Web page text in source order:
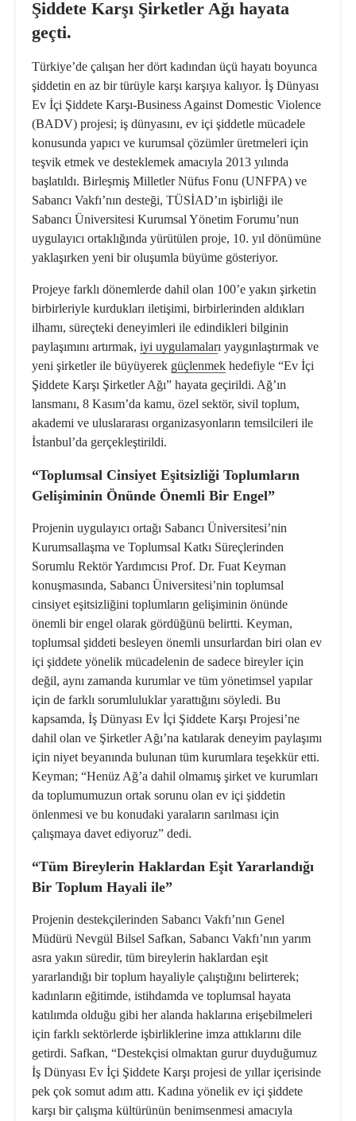
Şiddete Karşı Şirketler Ağı hayata
geçti.
Türkiye’de çalışan her dört kadından üçü hayatı boyunca
şiddetin en az bir türüyle karşı karşıya kalıyor. İş Dünyası
Ev İçi Şiddete Karşı-Business Against Domestic Violence
(BADV) projesi; iş dünyasını, ev içi şiddetle mücadele
konusunda yapıcı ve kurumsal çözümler üretmeleri için
teşvik etmek ve desteklemek amacıyla 2013 yılında
başlatıldı. Birleşmiş Milletler Nüfus Fonu (UNFPA) ve
Sabancı Vakfı’nın desteği, TÜSİAD’ın işbirliği ile
Sabancı Üniversitesi Kurumsal Yönetim Forumu’nun
uygulayıcı ortaklığında yürütülen proje, 10. yıl dönümüne
yaklaşırken yeni bir oluşumla büyüme gösteriyor.
Projeye farklı dönemlerde dahil olan 100’e yakın şirketin
birbirleriyle kurdukları iletişimi, birbirlerinden aldıkları
ilhamı, süreçteki deneyimleri ile edindikleri bilginin
paylaşımını artırmak, iyi uygulamaları yaygınlaştırmak ve
yeni şirketler ile büyüyerek güçlenmek hedefiyle “Ev İçi
Şiddete Karşı Şirketler Ağı” hayata geçirildi. Ağ’ın
lansmanı, 8 Kasım’da kamu, özel sektör, sivil toplum,
akademi ve uluslararası organizasyonların temsilcileri ile
İstanbul’da gerçekleştirildi.
“Toplumsal Cinsiyet Eşitsizliği Toplumların
Gelişiminin Önünde Önemli Bir Engel”
Projenin uygulayıcı ortağı Sabancı Üniversitesi’nin
Kurumsallaşma ve Toplumsal Katkı Süreçlerinden
Sorumlu Rektör Yardımcısı Prof. Dr. Fuat Keyman
konuşmasında, Sabancı Üniversitesi’nin toplumsal
cinsiyet eşitsizliğini toplumların gelişiminin önünde
önemli bir engel olarak gördüğünü belirtti. Keyman,
toplumsal şiddeti besleyen önemli unsurlardan biri olan ev
içi şiddete yönelik mücadelenin de sadece bireyler için
değil, aynı zamanda kurumlar ve tüm yönetimsel yapılar
için de farklı sorumluluklar yarattığını söyledi. Bu
kapsamda, İş Dünyası Ev İçi Şiddete Karşı Projesi’ne
dahil olan ve Şirketler Ağı’na katılarak deneyim paylaşımı
için niyet beyanında bulunan tüm kurumlara teşekkür etti.
Keyman; “Henüz Ağ’a dahil olmamış şirket ve kurumları
da toplumumuzun ortak sorunu olan ev içi şiddetin
önlenmesi ve bu konudaki yaraların sarılması için
çalışmaya davet ediyoruz” dedi.
“Tüm Bireylerin Haklardan Eşit Yararlandığı
Bir Toplum Hayali ile”
Projenin destekçilerinden Sabancı Vakfı’nın Genel
Müdürü Nevgül Bilsel Safkan, Sabancı Vakfı’nın yarım
asra yakın süredir, tüm bireylerin haklardan eşit
yararlandığı bir toplum hayaliyle çalıştığını belirterek;
kadınların eğitimde, istihdamda ve toplumsal hayata
katılımda olduğu gibi her alanda haklarına erişebilmeleri
için farklı sektörlerde işbirliklerine imza attıklarını dile
getirdi. Safkan, “Destekçisi olmaktan gurur duyduğumuz
İş Dünyası Ev İçi Şiddete Karşı projesi de yıllar içerisinde
pek çok somut adım attı. Kadına yönelik ev içi şiddete
karşı bir çalışma kültürünün benimsenmesi amacıyla